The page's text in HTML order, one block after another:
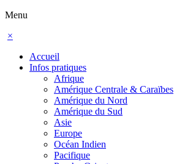
Menu
×
Accueil
Infos pratiques
Afrique
Amérique Centrale & Caraïbes
Amérique du Nord
Amérique du Sud
Asie
Europe
Océan Indien
Pacifique